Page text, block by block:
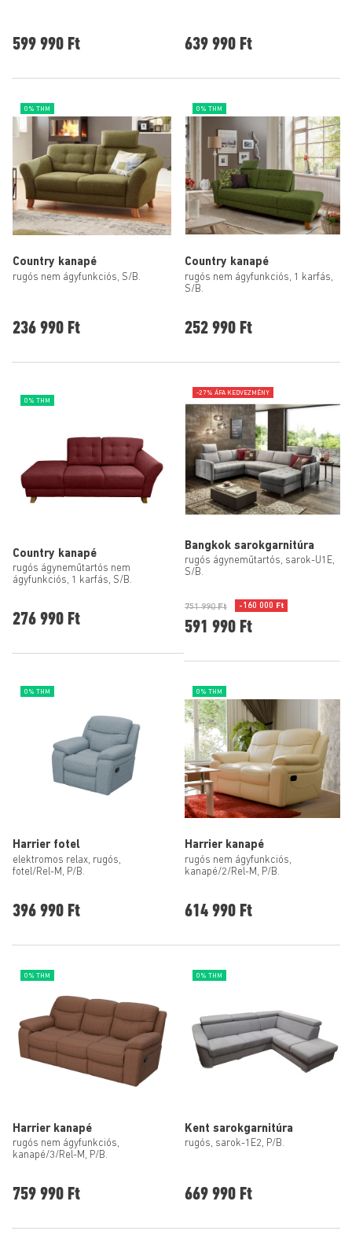
599 990 Ft 639 990 Ft
0% THM
Country kanapé
rugós nem ágyfunkciós, S/B.
236 990 Ft
0% THM
Country kanapé
rugós nem ágyfunkciós, 1 karfás,
S/B.
252 990 Ft
0% THM
Country kanapé
rugós ágyneműtartós nem
ágyfunkciós, 1 karfás, S/B.
276 990 Ft
-27% ÁFA KEDVEZMÉNY
Bangkok sarokgarnitúra
rugós ágyneműtartós, sarok-U1E,
S/B.
751 990 Ft -160 000 Ft
591 990 Ft
0% THM
Harrier fotel
elektromos relax, rugós,
fotel/Rel-M, P/B.
396 990 Ft
0% THM
Harrier kanapé
rugós nem ágyfunkciós,
kanapé/2/Rel-M, P/B.
614 990 Ft
0% THM
Harrier kanapé
rugós nem ágyfunkciós,
kanapé/3/Rel-M, P/B.
759 990 Ft
0% THM
Kent sarokgarnitúra
rugós, sarok-1E2, P/B.
669 990 Ft